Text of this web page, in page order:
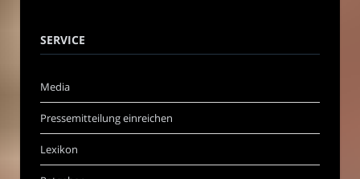
SERVICE
Media
Pressemitteilung einreichen
Lexikon